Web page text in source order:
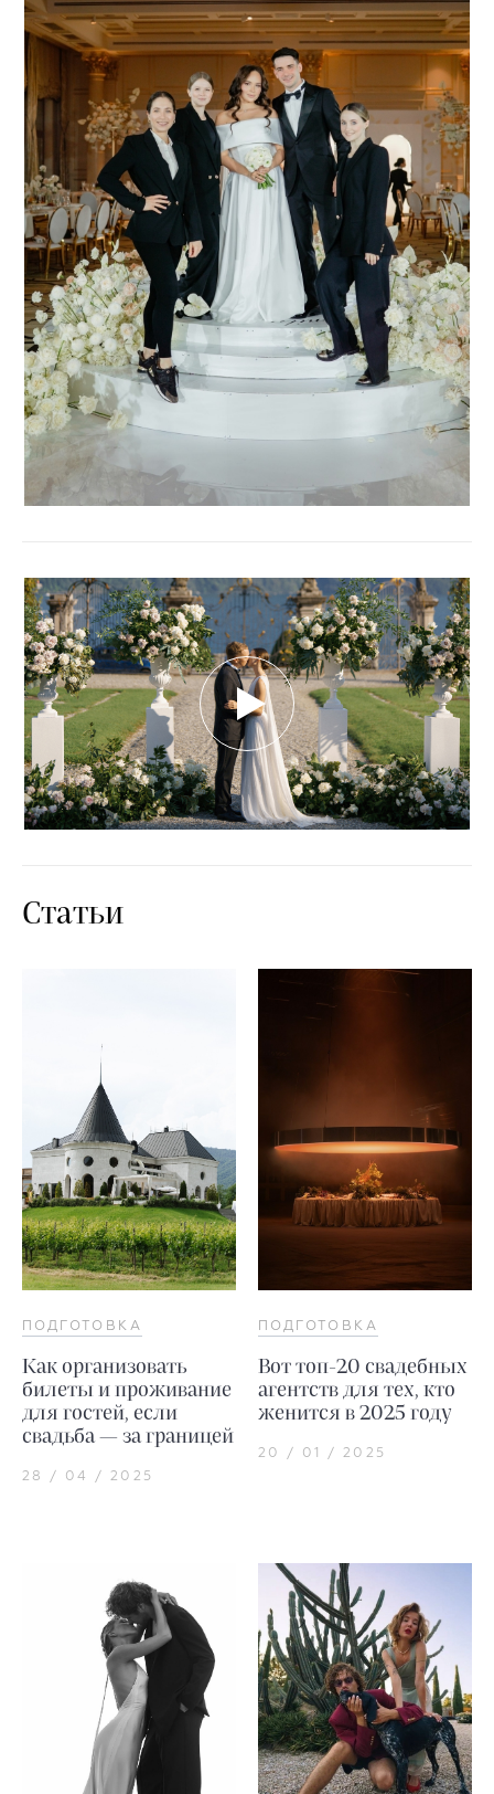
Статьи
ПОДГОТОВКА
Как организовать
билеты и проживание
для гостей, если
свадьба — за границей
28 / 04 / 2025
ПОДГОТОВКА
Вот топ-20 свадебных
агентств для тех, кто
женится в 2025 году
20 / 01 / 2025